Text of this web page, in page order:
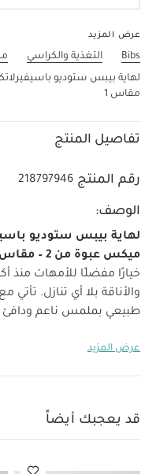
عرض المزيد
Bibs التغذية والكراسي
مقاس 1
تفاصيل المنتج
رقم المنتج 218797946
الوصف:
لهاية بيبس ستوديو
ميكس عبوة من 2 – مقاس 1
والأناقة بلا أي تنازل.
طبيعي بملمس ناعم ودافئ
وتصميمًا، تقدم هذه
ثلاثة أشكال
الرضع.
صمام تهوية:
غطاء واقٍ: منحني لتجنب
عرض المزيد
قد يعجبك أيضاً